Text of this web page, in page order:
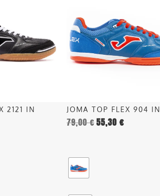
2121 IN JOMA TOP FLEX 904 IN
79,00€55,30 €
più
varianti.
Le
opzioni
possono
pagina
del